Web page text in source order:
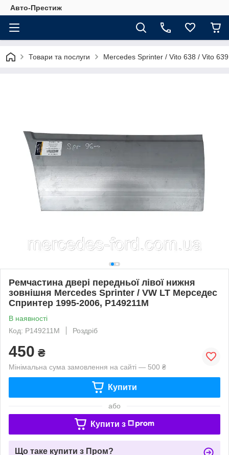
Авто-Престиж
Товари та послуги Mercedes Sprinter / Vito 638 / Vito 639
Ремчастина двері передньої лівої нижня
зовнішня Mercedes Sprinter / VW LT Мерседес
Спринтер 1995-2006, P149211M
В наявності
Код: P149211M
Роздріб
450 ₴
Мінімальна сума замовлення на сайті — 500 ₴
Купити
або
Купити з
Що таке купити з Пром?